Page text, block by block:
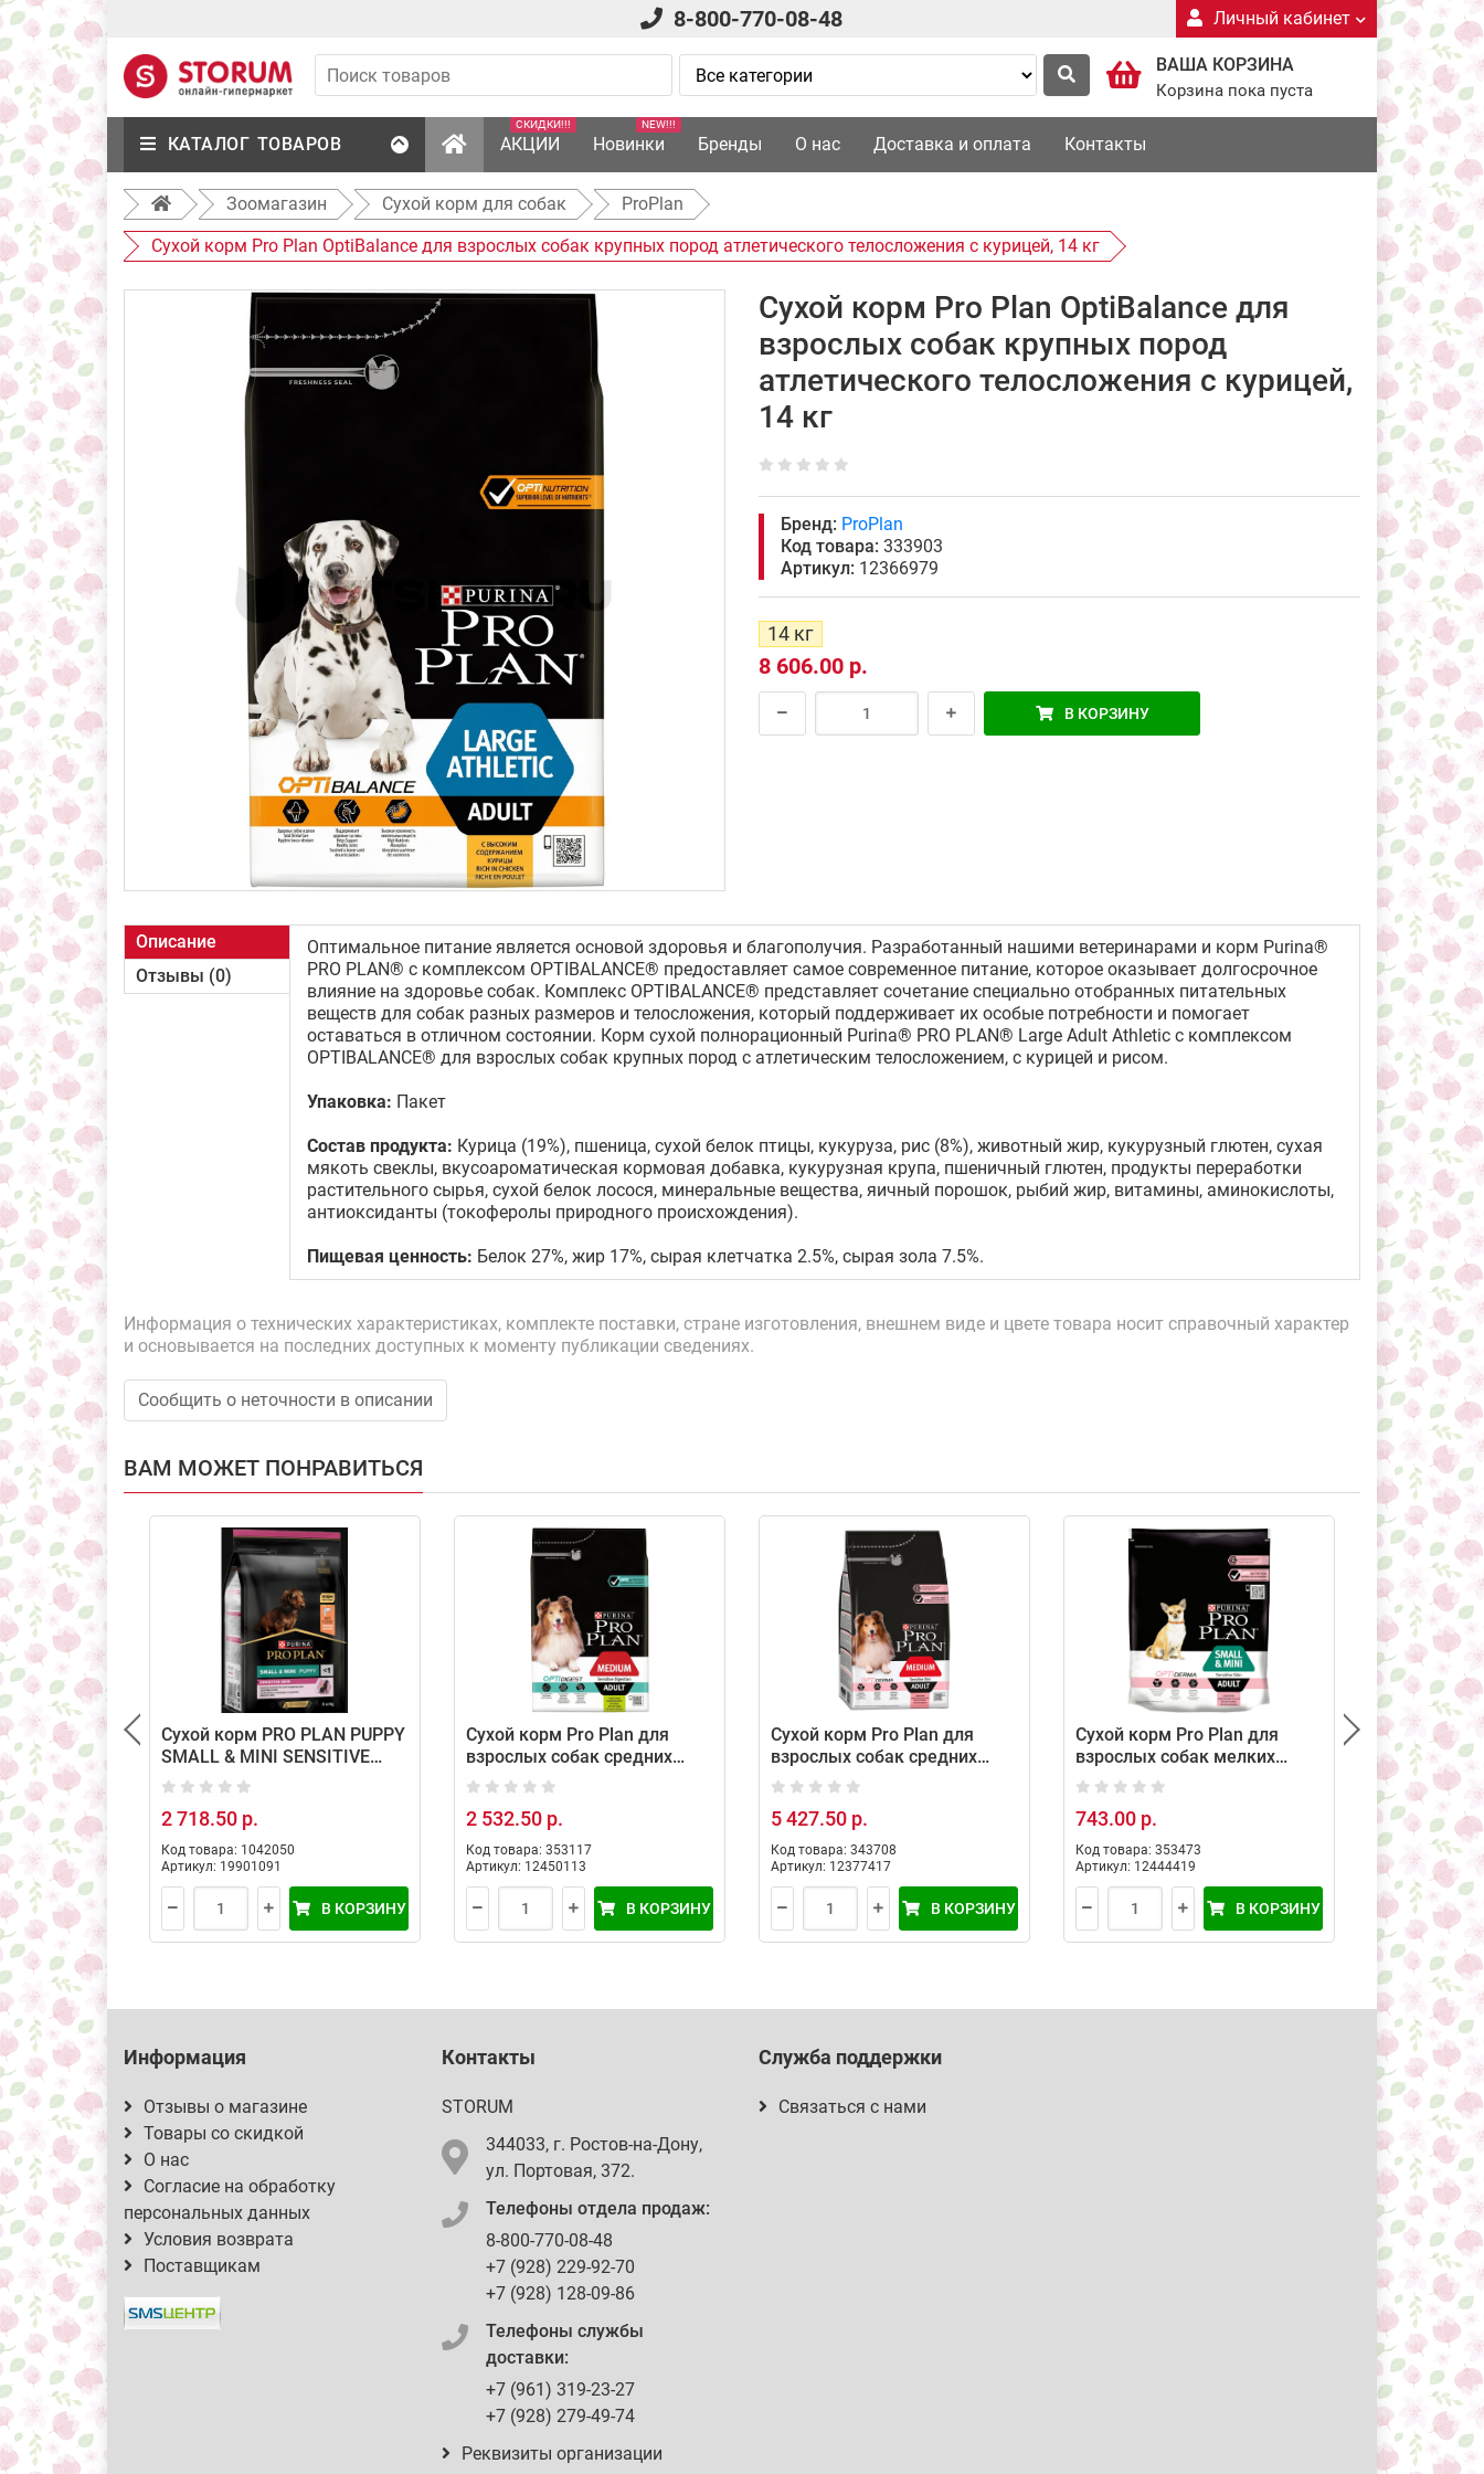
8-800-770-08-48 Личный кабинет
ВАША КОРЗИНА
Корзина пока пуста
КАТАЛОГ ТОВАРОВ АКЦИИ
СКИДКИ!!!
Новинки
NEW!!!
Бренды О нас Доставка и оплата Контакты
Зоомагазин Сухой корм для собак
ProPlan
Сухой корм Pro Plan OptiBalance для взрослых собак крупных пород атлетического телосложения с курицей, 14 кг
Сухой корм Pro Plan OptiBalance для
взрослых собак крупных пород
атлетического телосложения с курицей,
14 кг
Бренд: ProPlan
Код товара: 333903
Артикул: 12366979
14 кг
8 606.00 р.
В КОРЗИНУ
Описание
Отзывы (0)
Оптимальное питание является основой здоровья и благополучия. Разработанный нашими ветеринарами и корм Purina®
PRO PLAN® с комплексом OPTIBALANCE® предоставляет самое современное питание, которое оказывает долгосрочное
влияние на здоровье собак. Комплекс OPTIBALANCE® представляет сочетание специально отобранных питательных
веществ для собак разных размеров и телосложения, который поддерживает их особые потребности и помогает
оставаться в отличном состоянии. Корм сухой полнорационный Purina® PRO PLAN® Large Adult Athletic с комплексом
OPTIBALANCE® для взрослых собак крупных пород с атлетическим телосложением, с курицей и рисом.
Упаковка: Пакет
Состав продукта: Курица (19%), пшеница, сухой белок птицы, кукуруза, рис (8%), животный жир, кукурузный глютен, сухая
мякоть свеклы, вкусоароматическая кормовая добавка, кукурузная крупа, пшеничный глютен, продукты переработки
растительного сырья, сухой белок лосося, минеральные вещества, яичный порошок, рыбий жир, витамины, аминокислоты,
антиоксиданты (токоферолы природного происхождения).
Пищевая ценность: Белок 27%, жир 17%, сырая клетчатка 2.5%, сырая зола 7.5%.
Информация о технических характеристиках, комплекте поставки, стране изготовления, внешнем виде и цвете товара носит справочный характер
и основывается на последних доступных к моменту публикации сведениях.
Сообщить о неточности в описании
ВАМ МОЖЕТ ПОНРАВИТЬСЯ
Сухой корм PRO PLAN PUPPY
SMALL & MINI SENSITIVE
SKIN для щенков мелких и
чувствительной кожей с
лососем, 3кг
2 718.50 р.
Код товара: 1042050
Артикул: 19901091
В КОРЗИНУ
Сухой корм Pro Plan для
взрослых собак средних
пород с чувствительным
кг
2 532.50 р.
Код товара: 353117
Артикул: 12450113
В КОРЗИНУ
Сухой корм Pro Plan для
взрослых собак средних
пород с чувствительной
5 427.50 р.
Код товара: 343708
Артикул: 12377417
В КОРЗИНУ
Сухой корм Pro Plan для
взрослых собак мелких
пород с чувствительной
700 г
743.00 р.
Код товара: 353473
Артикул: 12444419
В КОРЗИНУ
Сухой корм
SMALL &
SKIN для
лососем,
701.00 р.
Код товара:
Артикул:
Информация
Отзывы о магазине
Товары со скидкой
О нас
Согласие на обработку
персональных данных
Условия возврата
Поставщикам
Контакты
STORUM
344033, г. Ростов-на-Дону,
ул. Портовая, 372.
Телефоны отдела продаж:
8-800-770-08-48
+7 (928) 229-92-70
+7 (928) 128-09-86
Телефоны службы
доставки:
+7 (961) 319-23-27
+7 (928) 279-49-74
Реквизиты организации
Служба поддержки
Связаться с нами